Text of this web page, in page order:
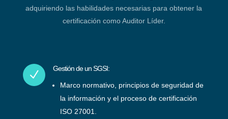
adquiriendo las habilidades necesarias para obtener la
certificación como Auditor Líder.
N Gestión de un SGSI:
Marco normativo, principios de seguridad de
la información y el proceso de certificación
ISO 27001.